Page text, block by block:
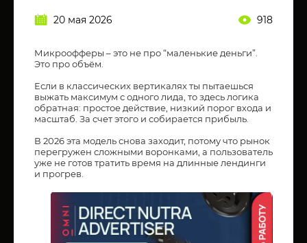
20 мая 2026 918
Микроофферы – это не про “маленькие деньги”.
Это про объём.
Если в классических вертикалях ты пытаешься
выжать максимум с одного лида, то здесь логика
обратная: простое действие, низкий порог входа и
масштаб. За счет этого и собирается прибыль.
В 2026 эта модель снова заходит, потому что рынок
перегружен сложными воронками, а пользователь
уже не готов тратить время на длинные лендинги
и прогрев.